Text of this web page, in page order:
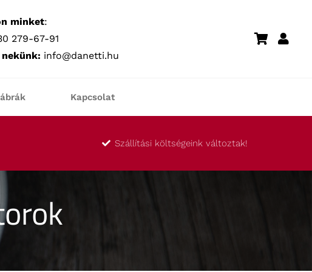
minket:
279-67-91
info@danetti.hu
Kapcsolat
Szállítási költségeink változtak!